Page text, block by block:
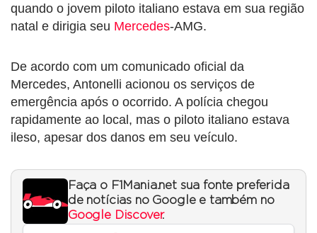
quando o jovem piloto italiano estava em sua região
natal e dirigia seu Mercedes-AMG.
De acordo com um comunicado oficial da
Mercedes, Antonelli acionou os serviços de
emergência após o ocorrido. A polícia chegou
rapidamente ao local, mas o piloto italiano estava
ileso, apesar dos danos em seu veículo.
Faça o F1Mania.net sua fonte preferida
de notícias no Google e também no
Google Discover.